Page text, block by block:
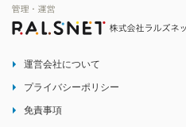
運営会社について
プライバシーポリシー
免責事項